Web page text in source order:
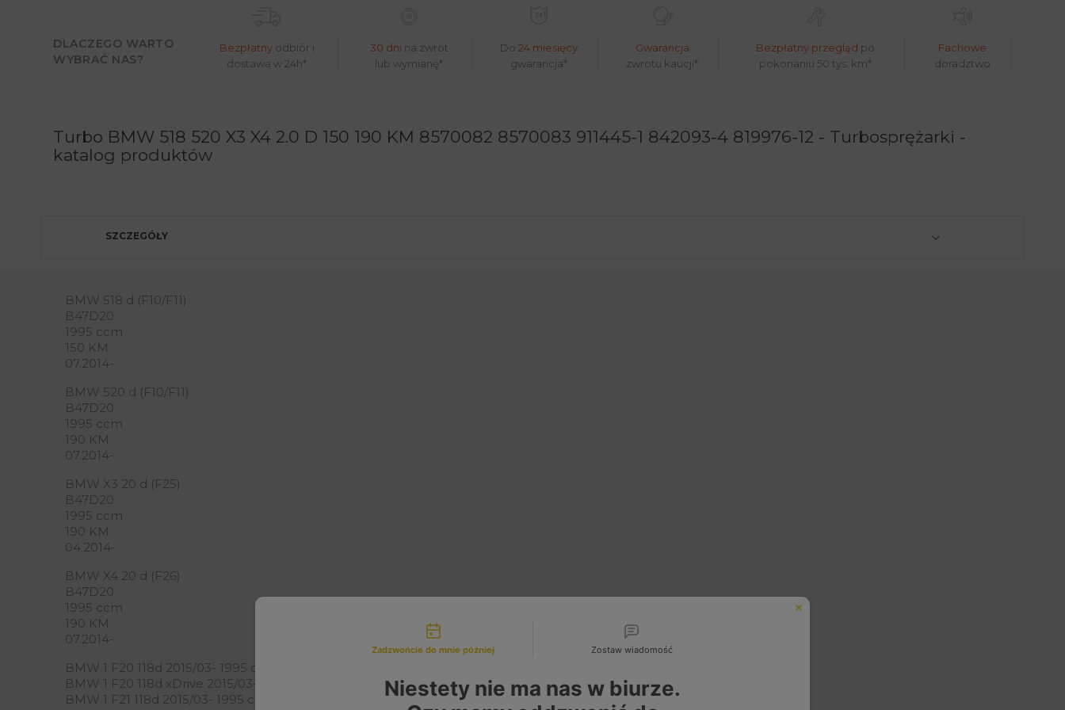
DLACZEGO WARTO
WYBRAĆ NAS?
Bezpłatnyodbiór i
dostawa w 24h*
30 dni na zwrot
lub wymianę*
Do24 miesięcy
gwarancja*
Gwarancja
zwrotu kaucji*
Bezpłatny przegląd po
pokonaniu 50 tys. km*
Fachowe
doradztwo
Turbo BMW 518 520 X3 X4 2.0 D 150 190 KM 8570082 8570083 911445-1 842093-4 819976-12 - Turbosprężarki -
katalog produktów
SZCZEGÓŁY
BMW 518 d (F10/F11)
B47D20
1995 ccm
150 KM
07.2014-
BMW 520 d (F10/F11)
B47D20
1995 ccm
190 KM
07.2014-
BMW X3 20 d (F25)
B47D20
1995 ccm
190 KM
04.2014-
BMW X4 20 d (F26)
B47D20
1995 ccm
190 KM
07.2014-
BMW 1 F20 118d 2015/03- 1995 ccm, 110 KW, 150 KM
BMW 1 F20 118d xDrive 2015/03- 1995 ccm, 110 KW, 150 KM
BMW 1 F21 118d 2015/03- 1995 ccm, 110 KW, 150 KM
Możliwości kontaktu
Zadzwońcie do mnie później Zostaw wiadomość
Niestety nie ma nas w biurze.